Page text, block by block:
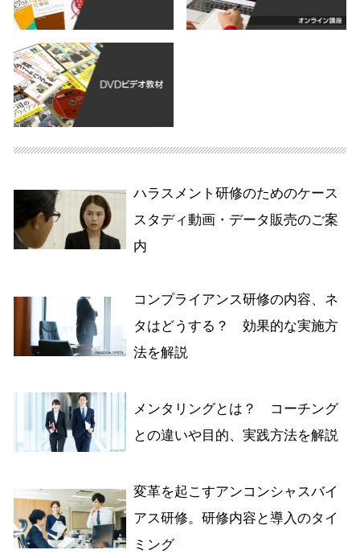
ハラスメント研修のためのケース
スタディ動画・データ販売のご案
内
コンプライアンス研修の内容、ネ
タはどうする？ 効果的な実施方
法を解説
メンタリングとは？ コーチング
との違いや目的、実践方法を解説
変革を起こすアンコンシャスバイ
アス研修。研修内容と導入のタイ
ミング